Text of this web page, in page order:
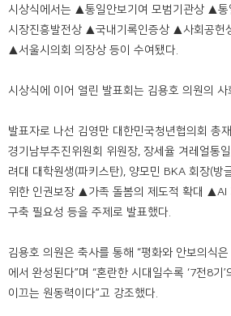
시상식에서는 ▲통일안보기여 모범기관상 ▲
시장진흥발전상 ▲국내기록인증상 ▲사회공
▲서울시의회 의장상 등이 수여됐다.
시상식에 이어 열린 발표회는 김용호 의원의 사
발표자로 나선 김영만 대한민국청년협의회 총
경기남부추진위원회 위원장, 장세율 겨레얼통
려대 대학원생(파키스탄), 양모민 BKA 회장(
위한 인권보장 ▲가족 돌봄의 제도적 확대 ▲AI
구축 필요성 등을 주제로 발표했다.
김용호 의원은 축사를 통해 “평화와 안보의식
에서 완성된다”며 “혼란한 시대일수록 ‘7전8기
이끄는 원동력이다”고 강조했다.